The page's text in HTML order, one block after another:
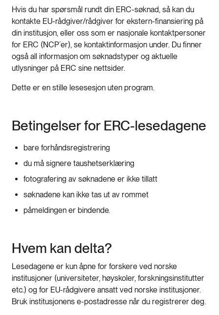
Hvis du har spørsmål rundt din ERC-søknad, så kan du
kontakte EU-rådgiver/rådgiver for ekstern-finansiering på
din institusjon, eller oss som er nasjonale kontaktpersoner
for ERC (NCP´er), se kontaktinformasjon under. Du finner
også all informasjon om søknadstyper og aktuelle
utlysninger på ERC sine nettsider.
Dette er en stille lesesesjon uten program.
Betingelser for ERC-lesedagene
bare forhåndsregistrering
du må signere taushetserklæring
fotografering av søknadene er ikke tillatt
søknadene kan ikke tas ut av rommet
påmeldingen er bindende.
Hvem kan delta?
Lesedagene er kun åpne for forskere ved norske
institusjoner (universiteter, høyskoler, forskningsinstitutter
etc.) og for EU-rådgivere ansatt ved norske institusjoner.
Bruk institusjonens e-postadresse når du registrerer deg.